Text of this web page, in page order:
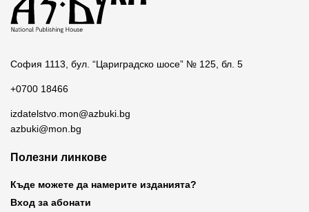
София 1113, бул. “Цариградско шосе” № 125, бл. 5
+0700 18466
izdatelstvo.mon@azbuki.bg
azbuki@mon.bg
Полезни линкове
Къде можете да намерите изданията?
Вход за абонати